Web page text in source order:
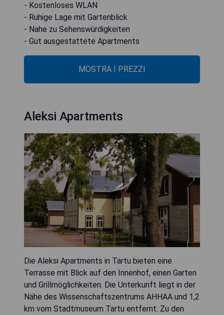
- Kostenloses WLAN
- Ruhige Lage mit Gartenblick
- Nahe zu Sehenswürdigkeiten
- Gut ausgestattete Apartments
MOSTRA I PREZZI
Aleksi Apartments
Die Aleksi Apartments in Tartu bieten eine
Terrasse mit Blick auf den Innenhof, einen Garten
und Grillmöglichkeiten. Die Unterkunft liegt in der
Nähe des Wissenschaftszentrums AHHAA und 1,2
km vom Stadtmuseum Tartu entfernt. Zu den